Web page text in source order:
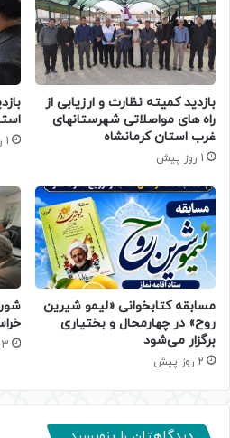
بازدید کمیته نظارت و ارزیابی از
راه های مواصلاتی شهرستانهای
غرب استان کرمانشاه
1 روز پیش
1 روز پیش
مسابقه کتابخوانی «لیمو شیرین
روح» در چهارمحال و بختیاری
برگزار می‌شود
2 روز پیش
3 روز پیش